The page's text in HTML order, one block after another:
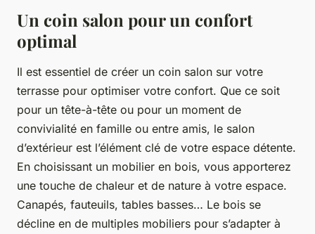
Un coin salon pour un confort
optimal
Il est essentiel de créer un coin salon sur votre
terrasse pour optimiser votre confort. Que ce soit
pour un tête-à-tête ou pour un moment de
convivialité en famille ou entre amis, le salon
d’extérieur est l’élément clé de votre espace détente.
En choisissant un mobilier en bois, vous apporterez
une touche de chaleur et de nature à votre espace.
Canapés, fauteuils, tables basses… Le bois se
décline en de multiples mobiliers pour s’adapter à